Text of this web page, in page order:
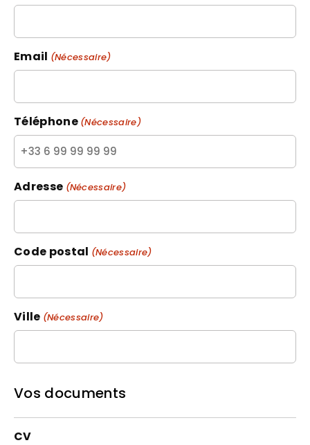
Email (Nécessaire)
Téléphone (Nécessaire)
Adresse (Nécessaire)
Code postal (Nécessaire)
Ville (Nécessaire)
Vos documents
CV